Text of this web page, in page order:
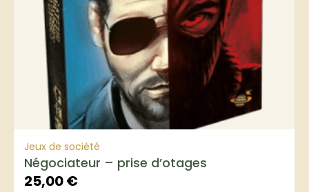
Jeux de société
Négociateur – prise d’otages
25,00€